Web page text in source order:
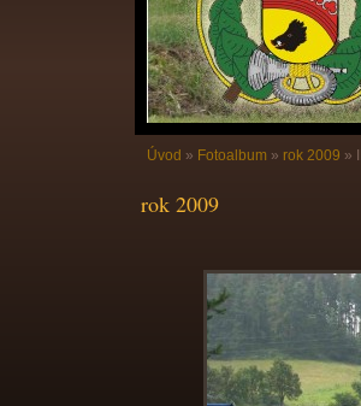
Úvod » Fotoalbum » rok 2009 »
rok 2009